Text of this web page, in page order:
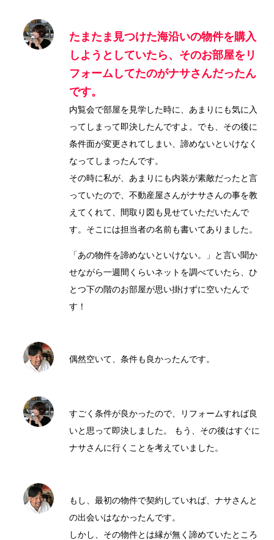
たまたま見つけた海沿いの物件を購入
しようとしていたら、そのお部屋をリ
フォームしてたのがナサさんだったん
です。
内覧会で部屋を見学した時に、あまりにも気に入
ってしまって即決したんですよ。でも、その後に
条件面が変更されてしまい、諦めないといけなく
なってしまったんです。
その時に私が、あまりにも内装が素敵だったと言
っていたので、不動産屋さんがナサさんの事を教
えてくれて、間取り図も見せていただいたんで
す。そこには担当者の名前も書いてありました。
「あの物件を諦めないといけない。」と言い聞か
せながら一週間くらいネットを調べていたら、ひ
とつ下の階のお部屋が思い掛けずに空いたんで
す！
偶然空いて、条件も良かったんです。
すごく条件が良かったので、リフォームすれば良
いと思って即決しました。 もう、その後はすぐに
ナサさんに行くことを考えていました。
もし、最初の物件で契約していれば、ナサさんと
の出会いはなかったんです。
しかし、その物件とは縁が無く諦めていたところ